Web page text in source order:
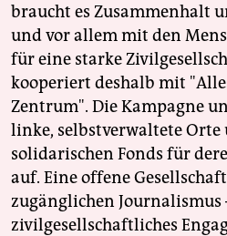
braucht es Zusammenhalt
und vor allem mit den
für eine starke
kooperiert deshalb mit
Zentrum". Die Kampagne
linke, selbstverwaltete Orte
solidarischen Fonds für
auf. Eine offene
zugänglichen Journalismus
zivilgesellschaftliches